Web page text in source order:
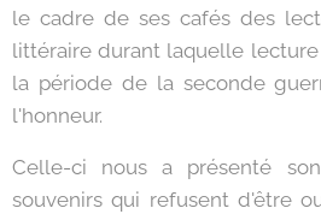
le cadre de ses cafés des
littéraire durant laquelle
la période de la seconde
l'honneur.
Celle-ci nous a présenté
souvenirs qui refusent d'être